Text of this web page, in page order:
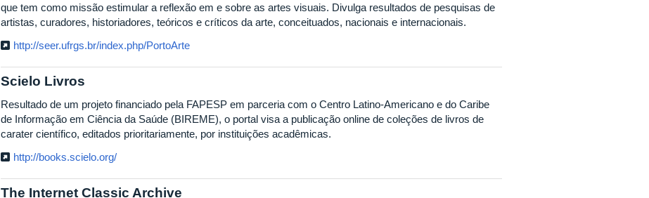
que tem como missão estimular a reflexão em e sobre as artes visuais. Divulga resultados de pesquisas de
artistas, curadores, historiadores, teóricos e críticos da arte, conceituados, nacionais e internacionais.
http://seer.ufrgs.br/index.php/PortoArte
Scielo Livros
Resultado de um projeto financiado pela FAPESP em parceria com o Centro Latino-Americano e do Caribe
de Informação em Ciência da Saúde (BIREME), o portal visa a publicação online de coleções de livros de
carater científico, editados prioritariamente, por instituições acadêmicas.
http://books.scielo.org/
The Internet Classic Archive